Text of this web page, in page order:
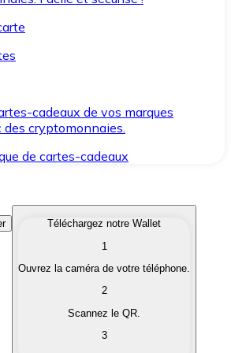
cadeaux de vos marques
des cryptomonnaies.
de cartes-cadeaux
qui vous intéressent
cryptomonnaies en monnaie
Téléchargez notre Wallet
1
Ouvrez la caméra de votre téléphone.
2
Scannez le QR.
3